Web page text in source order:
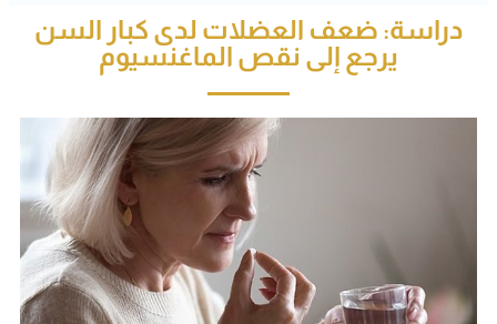
دراسة: ضعف العضلات لدى كبار السن
يرجع إلى نقص الماغنسيوم